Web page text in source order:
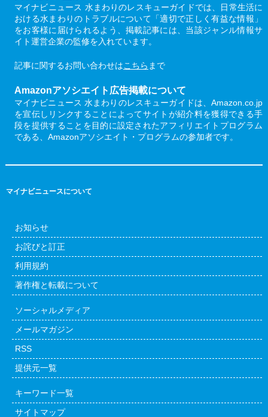
マイナビニュース 水まわりのレスキューガイドでは、日常生活に
おける水まわりのトラブルについて「適切で正しく有益な情報」
をお客様に届けられるよう、掲載記事には、当該ジャンル情報サ
イト運営企業の監修を入れています。
記事に関するお問い合わせはこちら まで
Amazonアソシエイト広告掲載について
マイナビニュース 水まわりのレスキューガイドは、Amazon.co.jp
を宣伝しリンクすることによってサイトが紹介料を獲得できる手
段を提供することを目的に設定されたアフィリエイトプログラム
である、Amazonアソシエイト・プログラムの参加者です。
マイナビニュースについて
お知らせ
お詫びと訂正
利用規約
著作権と転載について
ソーシャルメディア
メールマガジン
RSS
提供元一覧
キーワード一覧
サイトマップ